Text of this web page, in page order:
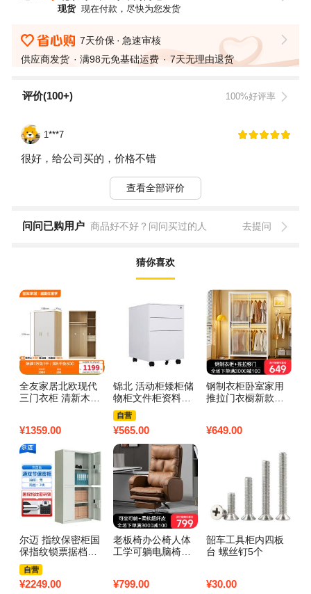
现货 现在付款，尽快为您发货
7天价保
急速审核
供应商发货
满98元免基础运费 7天无理由退货
评价(100+) 100%好评率
1***7
很好，给公司买的，价格不错
查看全部评价
问问已购用户 商品好不好？问问买过的人 去提问
猜你喜欢
全友家居北欧现代
三门衣柜 清新木纹
木木纹A款】三门衣
柜
¥1359.00
锦北 活动柜矮柜储
物柜文件柜资料柜
挂劳柜带锁带轮小
柜 珍珠白侧拉手
自营
¥565.00
钢制衣柜卧室家用
推拉门衣橱新款爆
门双挂【长80*50*1
¥649.00
尔迈 指纹保密柜国
保指纹锁票据档案
柜 灰白色 通双节无
斗
自营
¥2249.00
老板椅办公椅人体
工学可躺电脑椅子
椅 【琥珀色】耐磨
¥799.00
韶车工具柜内四板
台 螺丝钉5个
¥30.00